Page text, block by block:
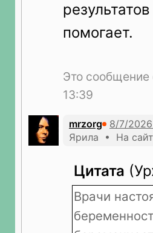
помогает.
Это сообщение
13:39
mrzorg
Ярила • На
Цитата
Врачи